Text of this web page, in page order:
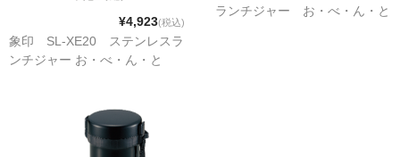
¥4,923(税込)
象印 SL-XE20 ステンレスラ
ンチジャー お・べ・ん・と
ランチジャー お・べ・ん・と